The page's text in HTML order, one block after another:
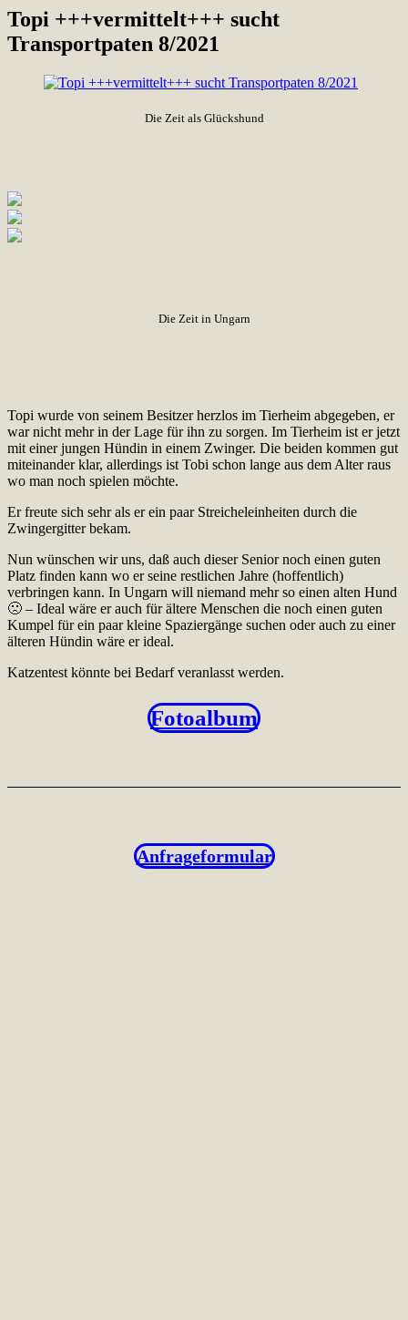
Topi +++vermittelt+++ sucht
Transportpaten 8/2021
Die Zeit als Glückshund
Die Zeit in Ungarn
Topi wurde von seinem Besitzer herzlos im Tierheim abgegeben, er
war nicht mehr in der Lage für ihn zu sorgen. Im Tierheim ist er jetzt
mit einer jungen Hündin in einem Zwinger. Die beiden kommen gut
miteinander klar, allerdings ist Tobi schon lange aus dem Alter raus
wo man noch spielen möchte.
Er freute sich sehr als er ein paar Streicheleinheiten durch die
Zwingergitter bekam.
Nun wünschen wir uns, daß auch dieser Senior noch einen guten
Platz finden kann wo er seine restlichen Jahre (hoffentlich)
verbringen kann. In Ungarn will niemand mehr so einen alten Hund
🙁 – Ideal wäre er auch für ältere Menschen die noch einen guten
Kumpel für ein paar kleine Spaziergänge suchen oder auch zu einer
älteren Hündin wäre er ideal.
Katzentest könnte bei Bedarf veranlasst werden.
Fotoalbum
Anfrageformular